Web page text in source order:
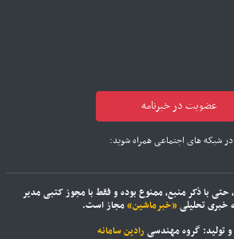
عضویت در خبرنامه
در شبکه های اجتماعی همراه شوید:
حتی با ذکر منبع، ممنوع بوده و فقط با مجوز کتبی مدیر
خبری تحلیلی «خبرماشین»مجاز است.
تولید: گروه مهندسی رادین سامانه